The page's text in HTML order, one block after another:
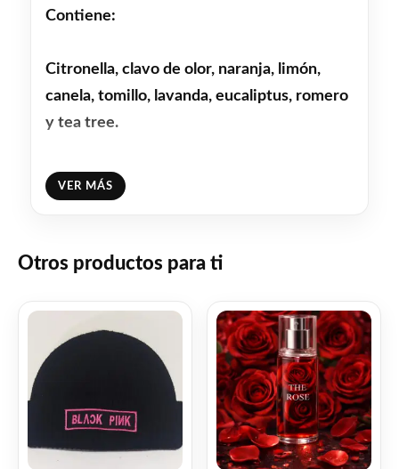
Contiene:
Citronella, clavo de olor, naranja, limón,
canela, tomillo, lavanda, eucaliptus, romero
y tea tree.
Share
❤ME GUSTA0
VER MÁS
Otros productos para ti